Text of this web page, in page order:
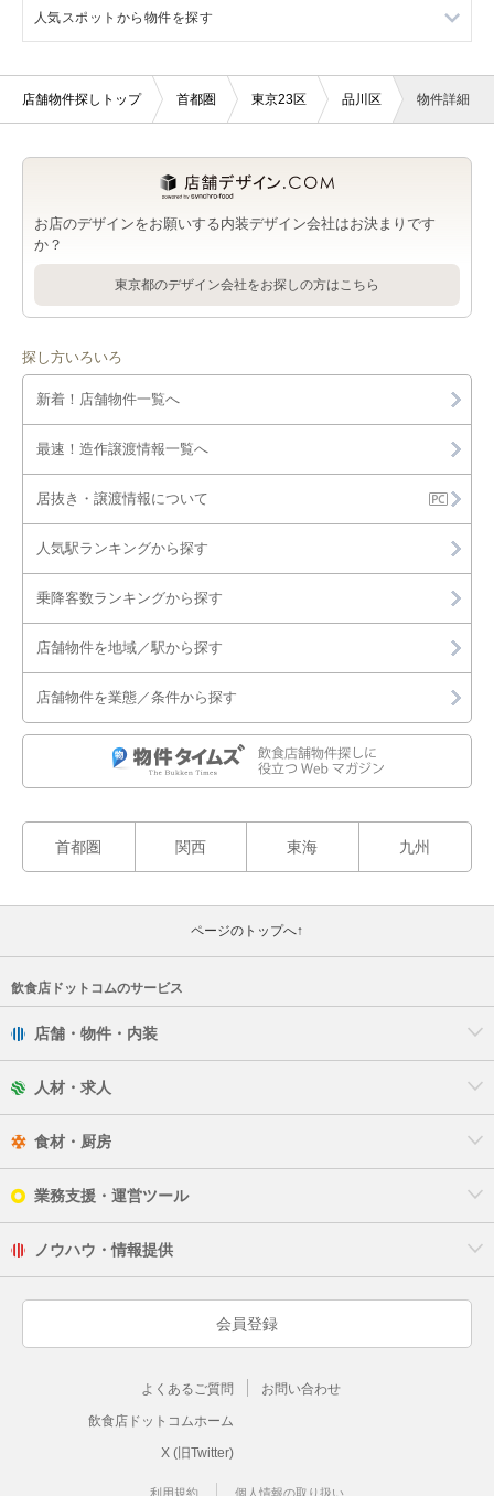
ント一覧
品川区の医療・歯科・クリニックを出店可能な店舗物件・貸店
舗・テナント一覧
品川区の物販・小売を出店可能な店舗物件・貸店舗・テナント
品川区のジム・教室・スタジオを出店可能な店舗物件・貸店
品川区のその他を出店可能な店舗物件・貸店舗・テナント一覧
西小山駅のバー・クラブを出店可能な店舗物件・貸店舗・テナ
ント一覧
西小山駅の美容室・理容室を出店可能な店舗物件・貸店舗・テ
ナント一覧
店舗・テナント一覧
西小山駅の物販・小売を出店可能な店舗物件・貸店舗・テナン
舗・テナント一覧
一覧
ナント一覧
武蔵小山駅の美容室・理容室を出店可能な店舗物件・貸店舗・
武蔵小山駅のサロンを出店可能な店舗物件・貸店舗・テナント
貸店舗・テナント一覧
武蔵小山駅のジム・教室・スタジオを出店可能な店舗物件・貸
武蔵小山駅のその他を出店可能な店舗物件・貸店舗・テナント
西小山駅の1階の店舗物件・貸店舗・テナント一覧
西小山駅の居抜き店舗物件・貸店舗・テナント一覧
戸越銀座駅の居抜き店舗物件・貸店舗・テナント一覧
目黒駅の居抜き店舗物件・貸店舗・テナント一覧
人気スポットから物件を探す
店舗物件探しトップ 首都圏 東京23区 品川区 物件詳細
お店のデザインをお願いする内装デザイン会社はお決まりです
か？
東京都のデザイン会社をお探しの方はこちら
探し方いろいろ
新着！店舗物件一覧へ
最速！造作譲渡情報一覧へ
居抜き・譲渡情報について
人気駅ランキングから探す
乗降客数ランキングから探す
店舗物件を地域／駅から探す
店舗物件を業態／条件から探す
首都圏 関西 東海 九州
ページのトップへ↑
飲食店ドットコムのサービス
店舗・物件・内装
人材・求人
食材・厨房
業務支援・運営ツール
ノウハウ・情報提供
会員登録
よくあるご質問 お問い合わせ
飲食店ドットコムホーム
X (旧Twitter)
利用規約 個人情報の取り扱い